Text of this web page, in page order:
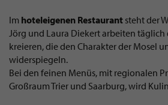
Im hoteleigenen Restaurant steht der
Jörg und Laura Diekert arbeiten täglich
kreieren, die den Charakter der Mosel
widerspiegeln.
Bei den feinen Menüs, mit regionalen
Großraum Trier und Saarburg, wird